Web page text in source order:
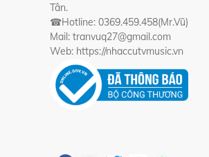
Tân.
☎Hotline: 0369.459.458(Mr.Vũ)
Mail: tranvuq27@gmail.com
Web: https://nhaccutvmusic.vn